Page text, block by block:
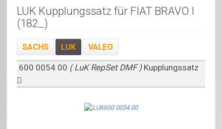
LUK Kupplungssatz für FIAT BRAVO I
(182_)
SACHS LUK VALEO
600 0054 00 ( LuK RepSet DMF ) Kupplungssatz